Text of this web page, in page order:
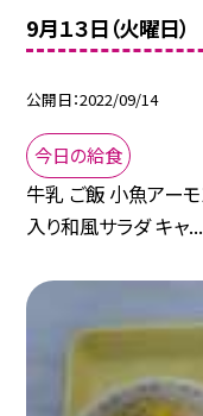
9月１３日（火曜日
公開日 2022/09/14
今日の給食
牛乳 ご飯 小魚アーモ
入り和風サラダ キャ...